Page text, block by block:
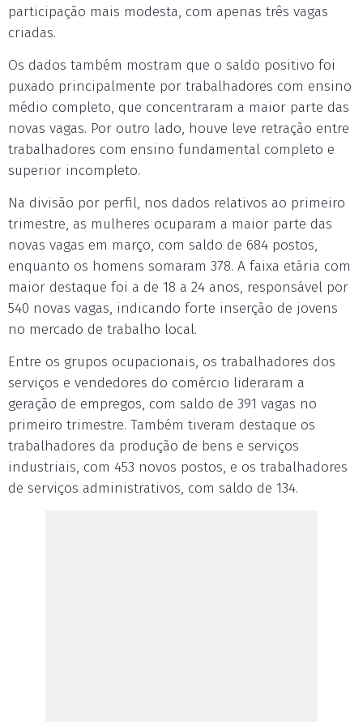
participação mais modesta, com apenas três vagas
criadas.
Os dados também mostram que o saldo positivo foi
puxado principalmente por trabalhadores com ensino
médio completo, que concentraram a maior parte das
novas vagas. Por outro lado, houve leve retração entre
trabalhadores com ensino fundamental completo e
superior incompleto.
Na divisão por perfil, nos dados relativos ao primeiro
trimestre, as mulheres ocuparam a maior parte das
novas vagas em março, com saldo de 684 postos,
enquanto os homens somaram 378. A faixa etária com
maior destaque foi a de 18 a 24 anos, responsável por
540 novas vagas, indicando forte inserção de jovens
no mercado de trabalho local.
Entre os grupos ocupacionais, os trabalhadores dos
serviços e vendedores do comércio lideraram a
geração de empregos, com saldo de 391 vagas no
primeiro trimestre. Também tiveram destaque os
trabalhadores da produção de bens e serviços
industriais, com 453 novos postos, e os trabalhadores
de serviços administrativos, com saldo de 134.